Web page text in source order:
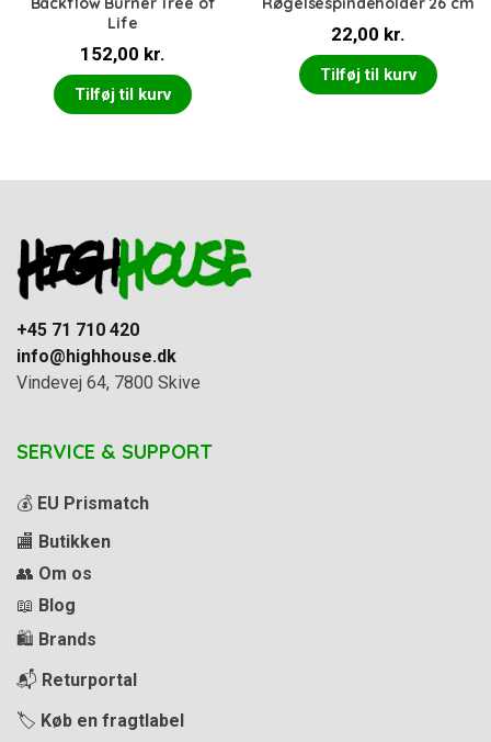
Life
152,00 kr.
Tilføj til kurv
22,00 kr.
Tilføj til kurv
+45 71 710 420
info@highhouse.dk
Vindevej 64, 7800 Skive
SERVICE & SUPPORT
💰 EU Prismatch
🏬 Butikken
👥 Om os
📖 Blog
🛍️ Brands
📬 Returportal
🏷️ Køb en fragtlabel